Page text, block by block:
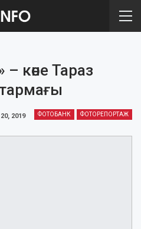
– көне Тараз
ФОТОБАНК ФОТОРЕПОРТАЖ
2019